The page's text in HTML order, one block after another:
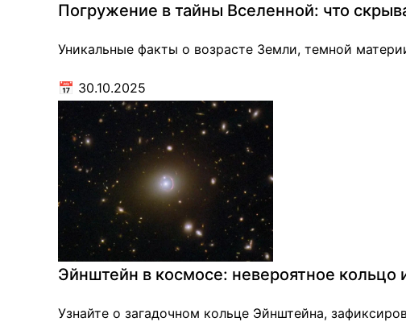
Погружение в тайны Вселенной: что
Уникальные факты о возрасте Земли, темной
📅 30.10.2025
Эйнштейн в космосе: невероятное кольцо
Узнайте о загадочном кольце Эйнштейна,